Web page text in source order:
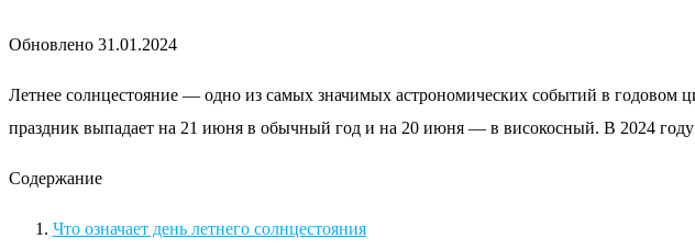
Обновлено 31.01.2024
Летнее солнцестояние — одно из самых значимых астрономических событий в годовом
праздник выпадает на 21 июня в обычный год и на 20 июня — в високосный. В 2024 году
Содержание
Что означает день летнего солнцестояния